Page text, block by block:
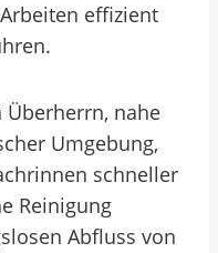
effizient
Überherrn, nahe
Umgebung,
schneller
Reinigung
Abfluss von